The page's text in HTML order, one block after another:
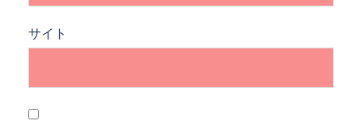
サイト